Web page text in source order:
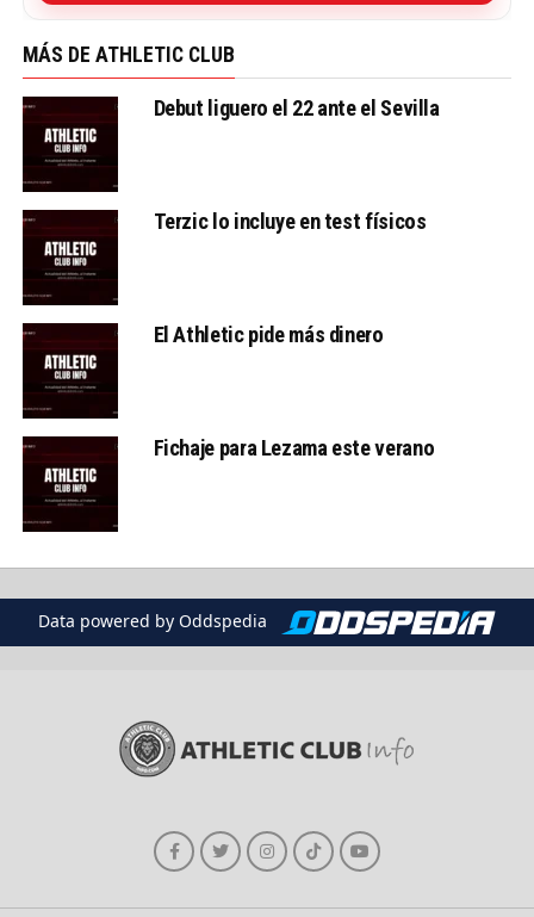
MÁS DE ATHLETIC CLUB
Debut liguero el 22 ante el Sevilla
Terzic lo incluye en test físicos
El Athletic pide más dinero
Fichaje para Lezama este verano
Data powered by Oddspedia